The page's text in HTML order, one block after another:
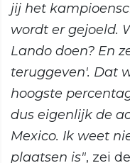
jij het
wordt er gejoeld.
Lando doen? En
teruggeven'. Dat
hoogste
dus eigenlijk de
Mexico. Ik weet
plaatsen is", zei